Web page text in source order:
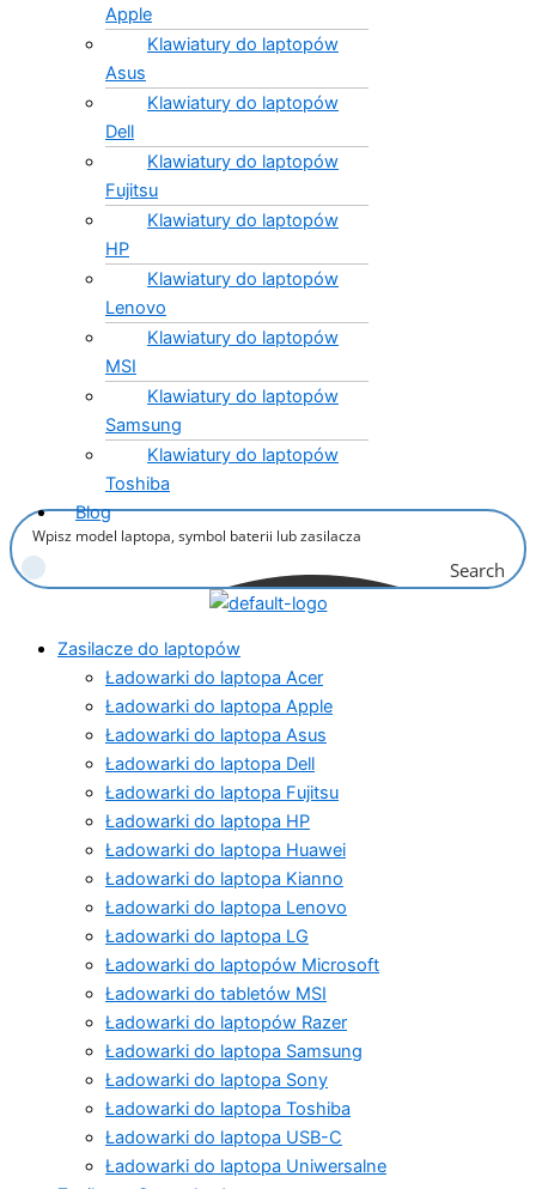
Apple
Klawiatury do laptopów
Asus
Klawiatury do laptopów
Dell
Klawiatury do laptopów
Fujitsu
Klawiatury do laptopów
HP
Klawiatury do laptopów
Lenovo
Klawiatury do laptopów
MSI
Klawiatury do laptopów
Samsung
Klawiatury do laptopów
Toshiba
Blog
Search
Zasilacze do laptopów
Ładowarki do laptopa Acer
Ładowarki do laptopa Apple
Ładowarki do laptopa Asus
Ładowarki do laptopa Dell
Ładowarki do laptopa Fujitsu
Ładowarki do laptopa HP
Ładowarki do laptopa Huawei
Ładowarki do laptopa Kianno
Ładowarki do laptopa Lenovo
Ładowarki do laptopa LG
Ładowarki do laptopów Microsoft
Ładowarki do tabletów MSI
Ładowarki do laptopów Razer
Ładowarki do laptopa Samsung
Ładowarki do laptopa Sony
Ładowarki do laptopa Toshiba
Ładowarki do laptopa USB-C
Ładowarki do laptopa Uniwersalne